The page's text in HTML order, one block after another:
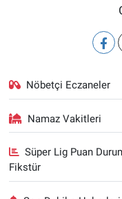
Nöbetçi Eczaneler
Namaz Vakitleri
Süper Lig Puan
Fikstür